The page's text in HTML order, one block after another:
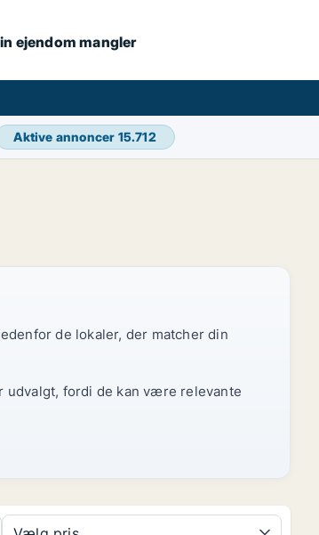
ejendom mangler
Aktive annoncer 15.712
de lokaler, der matcher din
udvalgt, fordi de kan være relevante